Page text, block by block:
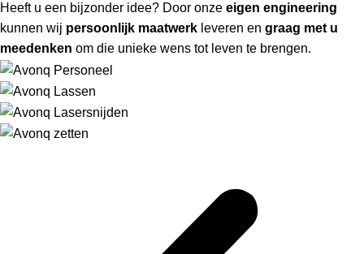
Heeft u een bijzonder idee? Door onze eigen engineering
kunnen wij persoonlijk maatwerk leveren en graag met u
meedenken om die unieke wens tot leven te brengen.